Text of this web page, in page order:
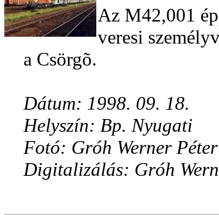
Az M42,001
veresi
a Csörgõ.
Dátum: 1998. 09. 18.
Helyszín: Bp. Nyugati
Fotó: Gróh Werner Péter
Digitalizálás: Gróh